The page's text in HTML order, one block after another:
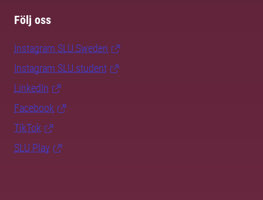
Följ oss
Instagram SLU.Sweden
Instagram SLU.student
LinkedIn
Facebook
TikTok
SLU Play